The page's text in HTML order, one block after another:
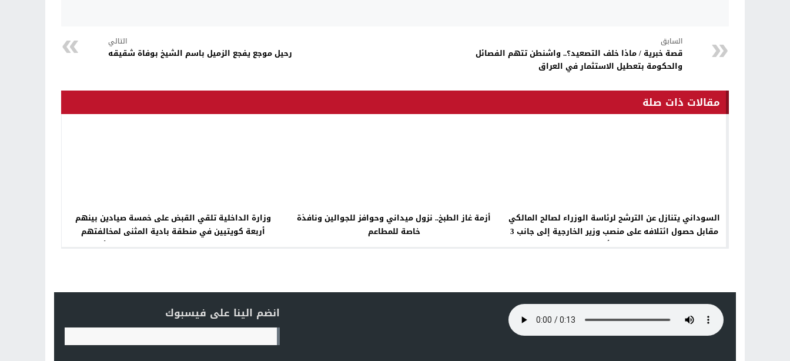
السابق
قصة خبرية / ماذا خلف التصعيد؟.. واشنطن تتهم الفصائل
والحكومة بتعطيل الاستثمار في العراق
التالي
رحيل موجع يفجع الزميل باسم الشيخ بوفاة شقيقه
مقالات ذات صلة
السوداني يتنازل عن الترشح لرئاسة الوزراء لصالح المالكي
مقابل حصول ائتلافه على منصب وزير الخارجية إلى جانب 3
وزارات أخرى
أزمة غاز الطبخ.. نزول ميداني وحوافز للجوالين ونافذة
خاصة للمطاعم
وزارة الداخلية تلقي القبض على خمسة صيادين بينهم
أربعة كويتيين في منطقة بادية المثنى لمخالفتهم
الضوابط والتعليمات الخاصة بدخول الصيادين الأجانب إلى
انضم الينا على فيسبوك